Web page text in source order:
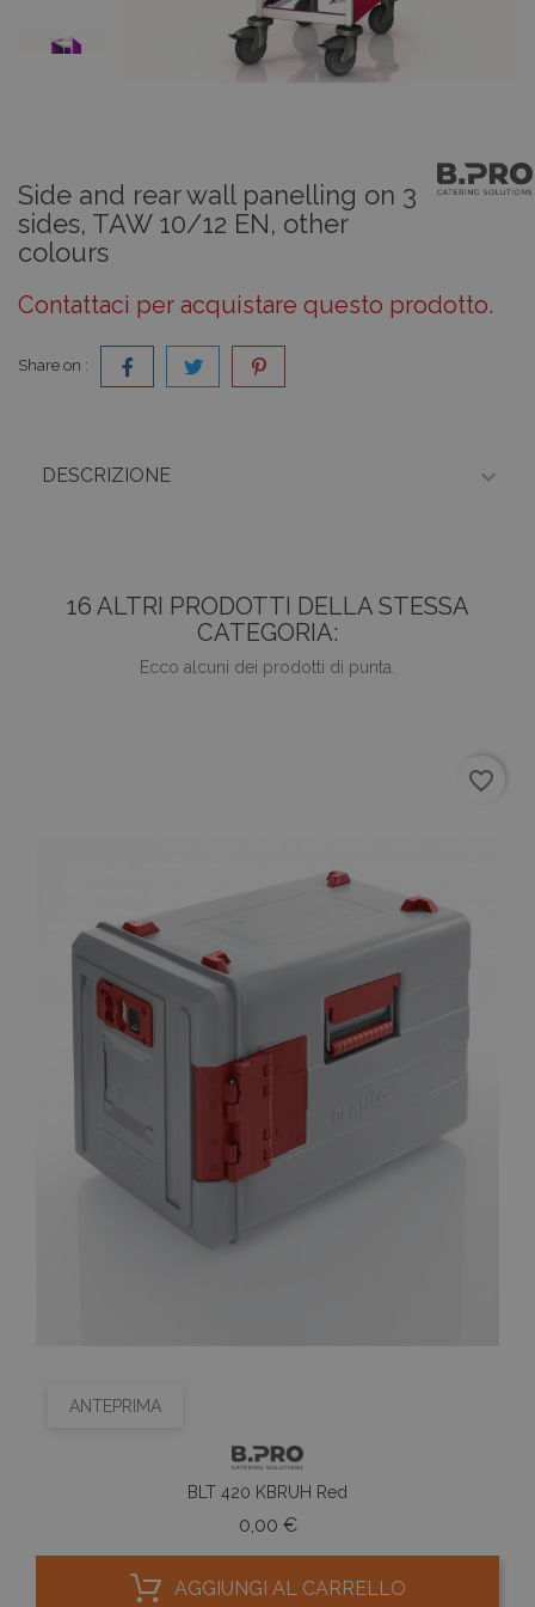
Side and rear wall panelling on 3
sides, TAW 10/12 EN, other
colours
Contattaci per acquistare questo prodotto.
Share on :
DESCRIZIONE 
16 ALTRI PRODOTTI DELLA STESSA
CATEGORIA:
Ecco alcuni dei prodotti di punta.
ANTEPRIMA
BLT 420 KBRUH Red
0,00 €Prezzo
AGGIUNGI AL CARRELLO
favorite_border